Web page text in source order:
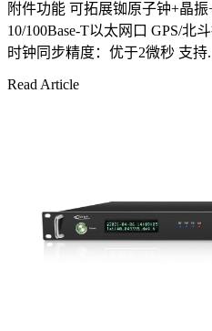
附件功能 可拓展铷原子钟+晶
10/100Base-T以太网口 GPS/北
时钟同步精度：优于2微秒 支持
Read Article